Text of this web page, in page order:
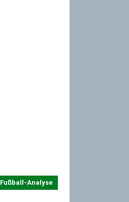
Fußball-Analyse